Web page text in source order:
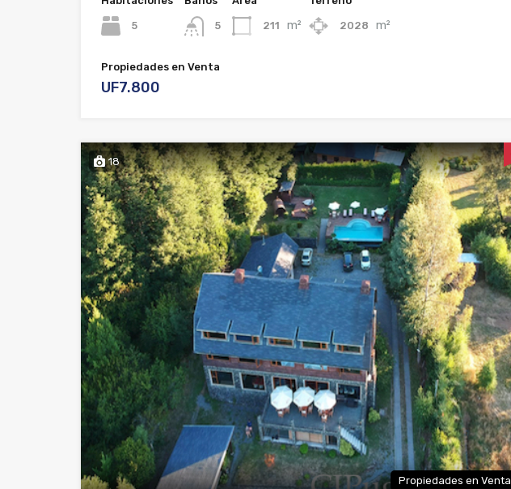
5 5 211 m² 2028 m²
Propiedades en Venta
UF7.800
18
Propiedades en Venta